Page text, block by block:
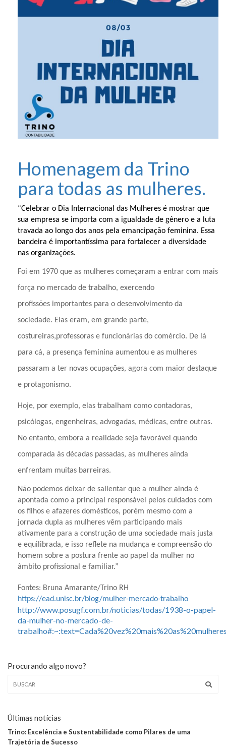
Homenagem da Trino
para todas as mulheres.
“Celebrar o Dia Internacional das Mulheres é mostrar que
sua empresa se importa com a igualdade de gênero e a luta
travada ao longo dos anos pela emancipação feminina. Essa
bandeira é importantíssima para fortalecer a diversidade
nas organizações.
Foi em 1970 que as mulheres começaram a entrar com mais
força no mercado de trabalho, exercendo
profissões importantes para o desenvolvimento da
sociedade. Elas eram, em grande parte,
costureiras,professoras e funcionárias do comércio. De lá
para cá, a presença feminina aumentou e as mulheres
passaram a ter novas ocupações, agora com maior destaque
e protagonismo.
Hoje, por exemplo, elas trabalham como contadoras,
psicólogas, engenheiras, advogadas, médicas, entre outras.
No entanto, embora a realidade seja favorável quando
comparada às décadas passadas, as mulheres ainda
enfrentam muitas barreiras.
Não podemos deixar de salientar que a mulher ainda é
apontada como a principal responsável pelos cuidados com
os filhos e afazeres domésticos, porém mesmo com a
jornada dupla as mulheres vêm participando mais
ativamente para a construção de uma sociedade mais justa
e equilibrada, e isso reflete na mudança e compreensão do
homem sobre a postura frente ao papel da mulher no
âmbito profissional e familiar.”
Fontes: Bruna Amarante/Trino RH
https://ead.unisc.br/blog/mulher-mercado-trabalho
http://www.posugf.com.br/noticias/todas/1938-o-papel-
da-mulher-no-mercado-de-
Procurando algo novo?
Últimas notícias
Trino: Excelência e Sustentabilidade como Pilares de uma
Trajetória de Sucesso